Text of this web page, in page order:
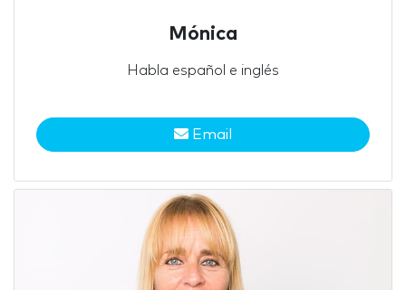
Mónica
Habla español e inglés
Email